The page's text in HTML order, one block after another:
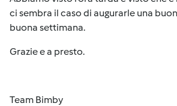
ci sembra il caso di augurarle una
buona settimana.
Grazie e a presto.
Team Bimby